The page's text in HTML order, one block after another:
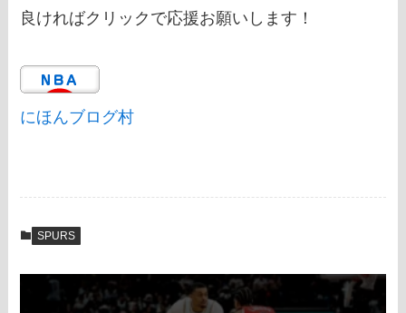
良ければクリックで応援お願いします！
にほんブログ村
SPURS